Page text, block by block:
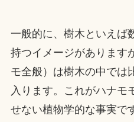
一般的に、樹木といえば
持つイメージがあります
モ全般）は樹木の中では
入ります。これがハナモ
せない植物学的な事実で